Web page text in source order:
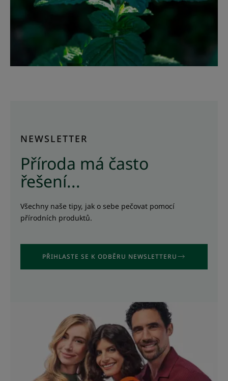
NEWSLETTER
Příroda má často
řešení...
Všechny naše tipy, jak o sebe pečovat pomocí
přírodních produktů.
PŘIHLASTE SE K ODBĚRU NEWSLETTERU